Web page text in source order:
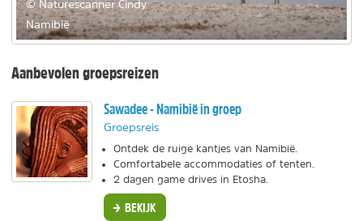
© Naturescanner Cindy
Namibië
Aanbevolen groepsreizen
Sawadee - Namibië in groep
Groepsreis
Ontdek de ruige kantjes van Namibië.
Comfortabele accommodaties of tenten.
2 dagen game drives in Etosha.
BEKIJK